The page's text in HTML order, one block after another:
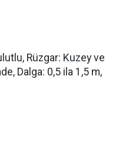
Rüzgar: Kuzey ve
Dalga: 0,5 ila 1,5 m,